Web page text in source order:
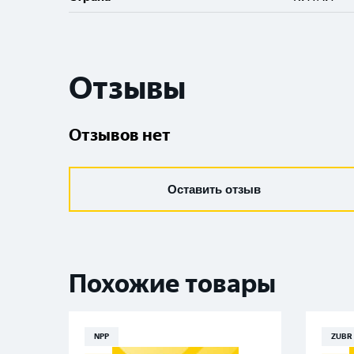
Отзывы
Отзывов нет
Оставить отзыв
Похожие товары
NPP ZUBR